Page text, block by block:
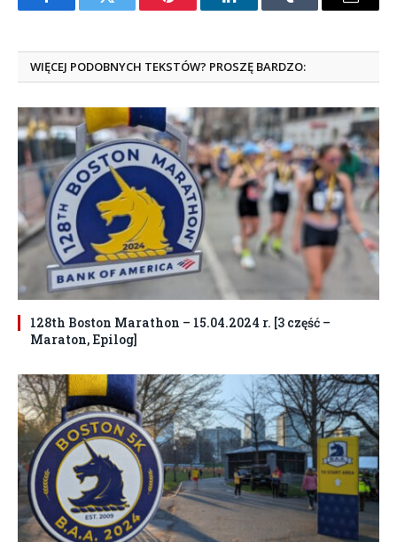
FacebookTwitter Pinterest LinkedInTumblr Email
WIĘCEJ PODOBNYCH TEKSTÓW? PROSZĘ BARDZO:
128th Boston Marathon – 15.04.2024 r. [3 część –
Maraton, Epilog]